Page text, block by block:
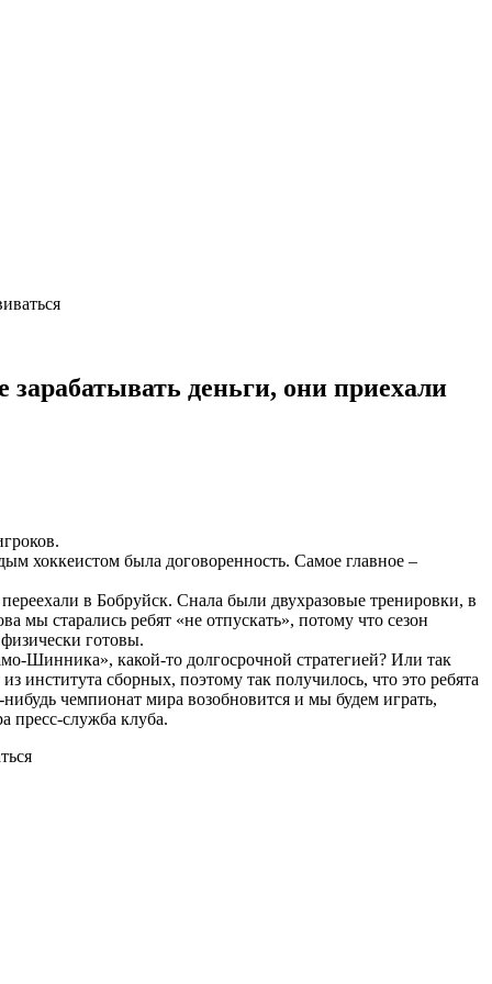
деньги, они приехали
хоккеистом была договоренность. Самое главное –
в Бобруйск. Снала были двухразовые тренировки, в
старались ребят «не отпускать», потому что сезон
готовы.
Шинника», какой-то долгосрочной стратегией? Или так
института сборных, поэтому так получилось, что это ребята
чемпионат мира возобновится и мы будем играть,
пресс-служба клуба.